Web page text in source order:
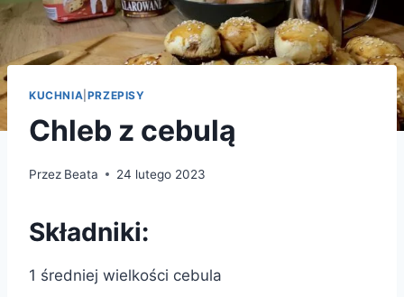
KUCHNIA PRZEPISY
Chleb z cebulą
Przez Beata 24 lutego 2023
Składniki:
1 średniej wielkości cebula